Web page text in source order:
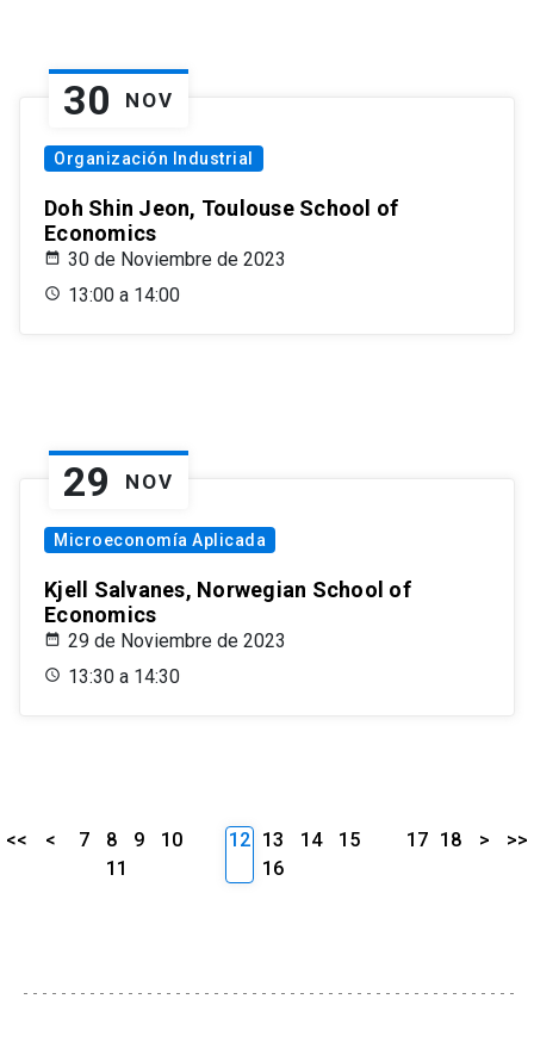
30 NOV
Organización Industrial
Doh Shin Jeon, Toulouse School of
Economics
30 de Noviembre de 2023
13:00 a 14:00
29 NOV
Microeconomía Aplicada
Kjell Salvanes, Norwegian School of
Economics
29 de Noviembre de 2023
13:30 a 14:30
<< < 7 8 9
10
11
12 13 14
15
16
17 18 > >>